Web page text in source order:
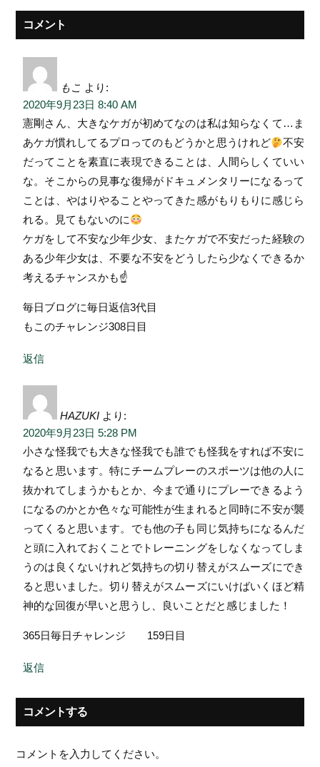
コメント
もこ より:
2020年9月23日 8:40 AM
憲剛さん、大きなケガが初めてなのは私は知らなくて…ま
あケガ慣れしてるプロってのもどうかと思うけれど
不安
だってことを素直に表現できることは、人間らしくていい
な。そこからの見事な復帰がドキュメンタリーになるって
ことは、やはりやることやってきた感がもりもりに感じら
れる。見てもないのに
ケガをして不安な少年少女、またケガで不安だった経験の
ある少年少女は、不要な不安をどうしたら少なくできるか
考えるチャンスかも☝️
毎日ブログに毎日返信3代目
もこのチャレンジ308日目
返信
HAZUKI より:
2020年9月23日 5:28 PM
小さな怪我でも大きな怪我でも誰でも怪我をすれば不安に
なると思います。特にチームプレーのスポーツは他の人に
抜かれてしまうかもとか、今まで通りにプレーできるよう
になるのかとか色々な可能性が生まれると同時に不安が襲
ってくると思います。でも他の子も同じ気持ちになるんだ
と頭に入れておくことでトレーニングをしなくなってしま
うのは良くないけれど気持ちの切り替えがスムーズにでき
ると思いました。切り替えがスムーズにいけばいくほど精
神的な回復が早いと思うし、良いことだと感じました！
365日毎日チャレンジ 159日目
返信
コメントする
コメントを入力してください。